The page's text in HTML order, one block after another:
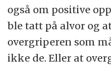
også om positive
ble tatt på alvor og
overgriperen som
ikke de. Eller at